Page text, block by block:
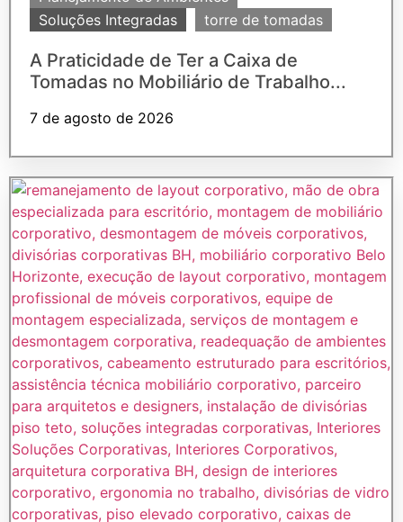
Soluções Integradas
torre de tomadas
A Praticidade de Ter a Caixa de
Tomadas no Mobiliário de Trabalho...
7 de agosto de 2026